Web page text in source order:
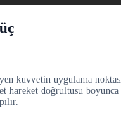
kuvvetin uygulama
hareket doğrultusu boyunca